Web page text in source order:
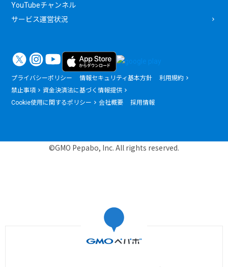
YouTubeチャンネル
サービス運営状況
プライバシーポリシー 情報セキュリティ基本方針
利用規約
禁止事項
資金決済法に基づく情報提供
Cookie使用に関するポリシー
会社概要 採用情報
©GMO Pepabo, Inc. All rights reserved.